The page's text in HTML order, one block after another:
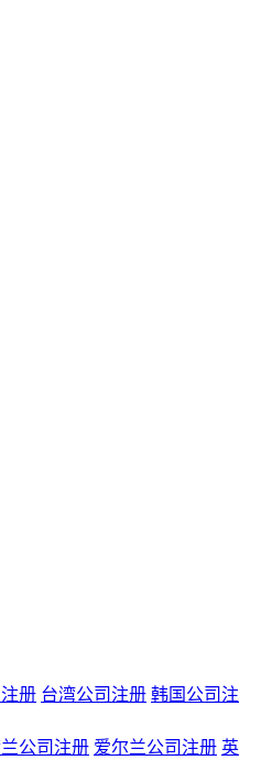
册 台湾公司注册 韩国公司注
公司注册 爱尔兰公司注册 英